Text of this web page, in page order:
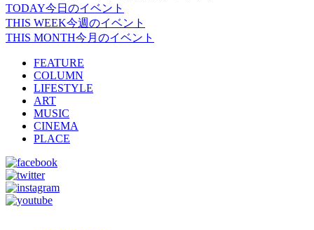
TODAY今日のイベント
THIS WEEK今週のイベント
THIS MONTH今月のイベント
FEATURE
COLUMN
LIFESTYLE
ART
MUSIC
CINEMA
PLACE